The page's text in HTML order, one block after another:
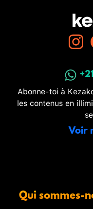
Abonne-toi à
les contenus en
Voir
Qui sommes-